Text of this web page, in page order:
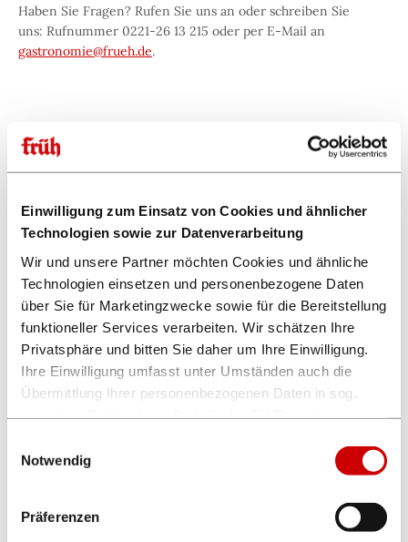
Einwilligung zum Einsatz von Cookies und ähnlicher
Technologien sowie zur Datenverarbeitung
Wir und unsere Partner möchten Cookies und ähnliche
Technologien einsetzen und personenbezogene Daten
über Sie für Marketingzwecke sowie für die Bereitstellung
funktioneller Services verarbeiten. Wir schätzen Ihre
Privatsphäre und bitten Sie daher um Ihre Einwilligung.
Ihre Einwilligung umfasst unter Umständen auch die
Übermittlung Ihrer personenbezogenen Daten in sog.
Datenschutzniveau gewährleistet ist. Es besteht u.a. das
Risiko, dass dortige Behörden auf die verarbeiteten
eingeschränkt oder ausgeschlossen sind.
Notwendig
Präferenzen
Haben Sie Fragen? Rufen Sie uns an oder schreiben Sie
uns: Rufnummer 0221-26 13 215 oder per E-Mail an
gastronomie@frueh.de.
Dieses Event findet in folgenden Gaststätten statt:
FRÜH am Dom